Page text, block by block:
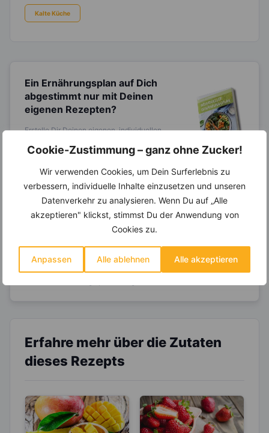
Cookie-Zustimmung – ganz ohne Zucker!
Wir verwenden Cookies, um Dein Surferlebnis zu
verbessern, individuelle Inhalte einzusetzen und unseren
Datenverkehr zu analysieren. Wenn Du auf „Alle
akzeptieren" klickst, stimmst Du der Anwendung von
Cookies zu.
Anpassen Alle ablehnen Alle akzeptieren
Kalte Küche
Ein Ernährungsplan auf Dich
abgestimmt nur mit Deinen
eigenen Rezepten?
Erstelle Dir Deinen eigenen, individuellen
Lieblingsrezepten auf Basis des gesamten
14.000 Rezepte, autom.
dynamische
Entdecke dieinvi
-Mitgliedschaft und erhalte
viele hilfreiche und zeitsparende Möglichkeiten,
Erfahre mehr über die Zutaten
dieses Rezepts